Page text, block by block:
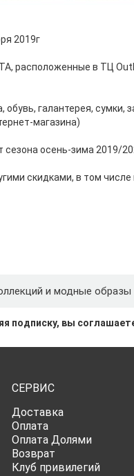
2019г
расположенные в ТЦ
галантерея,
магазина)
сезона осень-зима 2019/
скидками, в том числе
и модные образы
подписку, вы
СЕРВИС
Доставка
Оплата
Оплата Долями
Возврат
Клуб привилегий